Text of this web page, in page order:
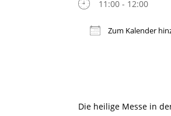
11:00 - 12:00
Zum Kalender
Die heilige Messe in